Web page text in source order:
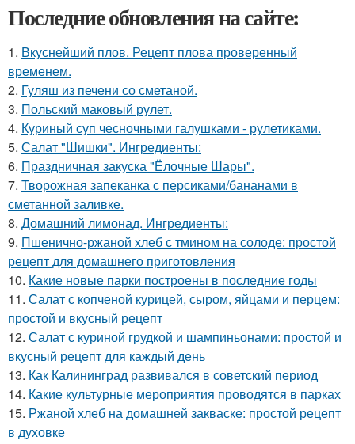
Последние обновления на сайте:
1. Вкуснейший плов. Рецепт плова проверенный
временем.
2. Гуляш из печени со сметаной.
3. Польский маковый рулет.
4. Куриный суп чесночными галушками - рулетиками.
5. Салат "Шишки". Ингредиенты:
6. Праздничная закуска "Ёлочные Шары".
7. Творожная запеканка с персиками/бананами в
сметанной заливке.
8. Домашний лимонад. Ингредиенты:
9. Пшенично-ржаной хлеб с тмином на солоде: простой
рецепт для домашнего приготовления
10. Какие новые парки построены в последние годы
11. Салат с копченой курицей, сыром, яйцами и перцем:
простой и вкусный рецепт
12. Салат с куриной грудкой и шампиньонами: простой и
вкусный рецепт для каждый день
13. Как Калининград развивался в советский период
14. Какие культурные мероприятия проводятся в парках
15. Ржаной хлеб на домашней закваске: простой рецепт
в духовке